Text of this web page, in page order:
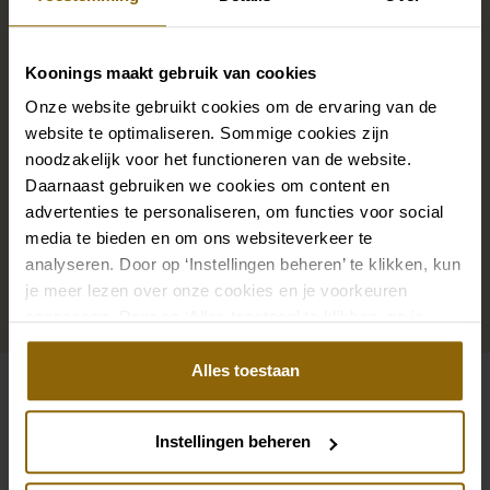
Koonings maakt gebruik van cookies
Onze website gebruikt cookies om de ervaring van de
website te optimaliseren. Sommige cookies zijn
noodzakelijk voor het functioneren van de website.
Daarnaast gebruiken we cookies om content en
advertenties te personaliseren, om functies voor social
media te bieden en om ons websiteverkeer te
analyseren. Door op ‘Instellingen beheren’ te klikken, kun
je meer lezen over onze cookies en je voorkeuren
akkoord met het gebruik van alle cookies.
Alles toestaan
Instellingen beheren
maar ook kettingen, armbanden en oorbellen die
precies bij je bruidsjurk passen of een prachtige sluier,
haarband of haarspeld voor je bruidskapsel: jouw
bruidslook is pas af met bijpassende accessoires. Met
onze grote accessoire winkel met accessoires voor
bruid en bruidegom vind je de perfecte match met
jouw jurk of trouwkostuum.
Ga naar accessoires
Bekijk ook eens
Pinterest